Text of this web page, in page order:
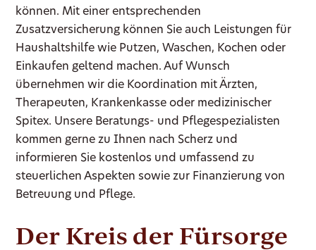
können. Mit einer entsprechenden
Zusatzversicherung können Sie auch Leistungen für
Haushaltshilfe wie Putzen, Waschen, Kochen oder
Einkaufen geltend machen. Auf Wunsch
übernehmen wir die Koordination mit Ärzten,
Therapeuten, Krankenkasse oder medizinischer
Spitex. Unsere Beratungs- und Pflegespezialisten
kommen gerne zu Ihnen nach Scherz und
informieren Sie kostenlos und umfassend zu
steuerlichen Aspekten sowie zur Finanzierung von
Betreuung und Pflege.
Der Kreis der Fürsorge